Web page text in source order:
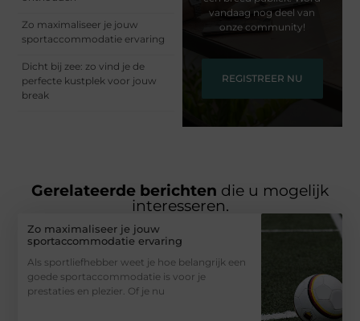
Zo maximaliseer je jouw
sportaccommodatie ervaring
Dicht bij zee: zo vind je de
perfecte kustplek voor jouw
break
vandaag nog deel van
onze community!
REGISTREER NU
Gerelateerde berichten die u mogelijk
interesseren.
Zo maximaliseer je jouw
sportaccommodatie ervaring
Als sportliefhebber weet je hoe belangrijk een
goede sportaccommodatie is voor je
prestaties en plezier. Of je nu